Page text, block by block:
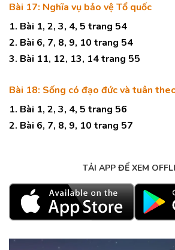
Bài 17: Nghĩa vụ bảo vệ Tổ quốc
1. Bài 1, 2, 3, 4, 5 trang 54
2. Bài 6, 7, 8, 9, 10 trang 54
3. Bài 11, 12, 13, 14 trang 55
Bài 18: Sống có đạo đức và tuân
1. Bài 1, 2, 3, 4, 5 trang 56
2. Bài 6, 7, 8, 9, 10 trang 57
TẢI APP ĐỂ XEM